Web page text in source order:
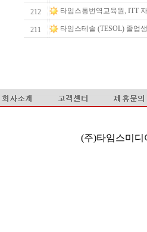
212 타임스통번역교육원, ITT
211 타임스테솔 (TESOL) 졸업
(주)타임스미디